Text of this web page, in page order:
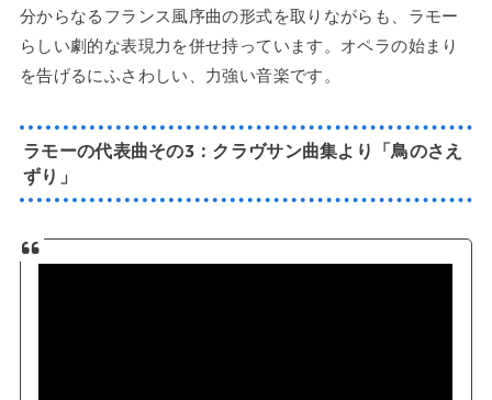
分からなるフランス風序曲の形式を取りながらも、ラモー
らしい劇的な表現力を併せ持っています。オペラの始まり
を告げるにふさわしい、力強い音楽です。
ラモーの代表曲その3： クラヴサン曲集より「鳥のさえ
ずり」